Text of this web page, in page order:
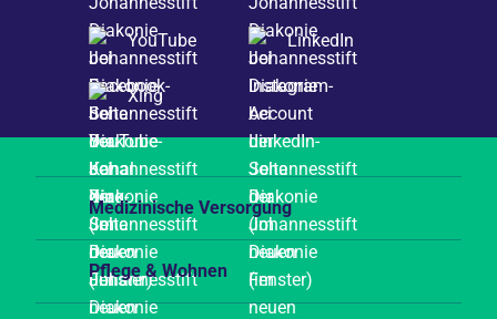
YouTube LinkedIn
Xing
Medizinische Versorgung
Pflege & Wohnen